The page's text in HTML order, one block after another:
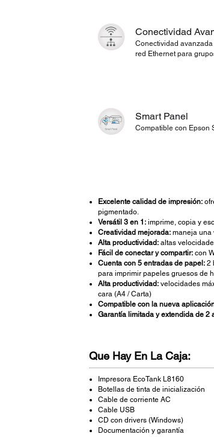
Conectividad
Conectividad
red Ethernet para
Smart Panel
Compatible con Epson
Excelente calidad de impresión:
pigmentado.
Versátil 3 en 1:imprime, copia y
Creatividad mejorada:maneja una
Alta productividad:altas
Fácil de conectar y compartir:con
Cuenta con 5 entradas de papel:2
para imprimir papeles gruesos de
Alta productividad:velocidades
cara (A4 / Carta)
Compatible con la nueva
Garantía limitada y extendida de 2
Que Hay En La Caja:
Impresora EcoTank L8160
Botellas de tinta de inicialización
Cable de corriente AC
Cable USB
CD con drivers (Windows)
Documentación y garantía